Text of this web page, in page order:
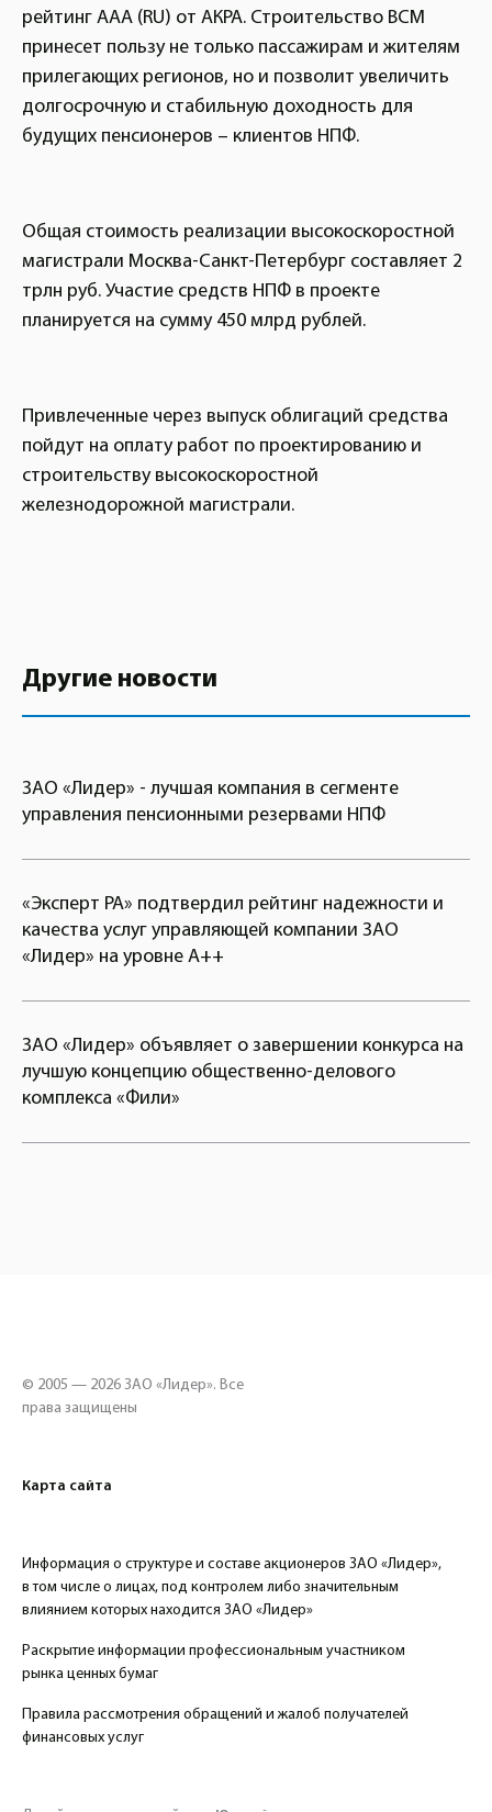
рейтинг ААА (RU) от АКРА. Строительство ВСМ
принесет пользу не только пассажирам и жителям
прилегающих регионов, но и позволит увеличить
долгосрочную и стабильную доходность для
будущих пенсионеров – клиентов НПФ.
Общая стоимость реализации высокоскоростной
магистрали Москва-Санкт-Петербург составляет 2
трлн руб. Участие средств НПФ в проекте
планируется на сумму 450 млрд рублей.
Привлеченные через выпуск облигаций средства
пойдут на оплату работ по проектированию и
строительству высокоскоростной
железнодорожной магистрали.
Другие новости
ЗАО «Лидер» - лучшая компания в сегменте
управления пенсионными резервами НПФ
«Эксперт РА» подтвердил рейтинг надежности и
качества услуг управляющей компании ЗАО
«Лидер» на уровне А++
ЗАО «Лидер» объявляет о завершении конкурса на
лучшую концепцию общественно-делового
комплекса «Фили»
© 2005 — 2026 ЗАО «Лидер». Все
права защищены
Карта сайта
Информация о структуре и составе акционеров ЗАО «Лидер»,
в том числе о лицах, под контролем либо значительным
влиянием которых находится ЗАО «Лидер»
Раскрытие информации профессиональным участником
рынка ценных бумаг
Правила рассмотрения обращений и жалоб получателей
финансовых услуг